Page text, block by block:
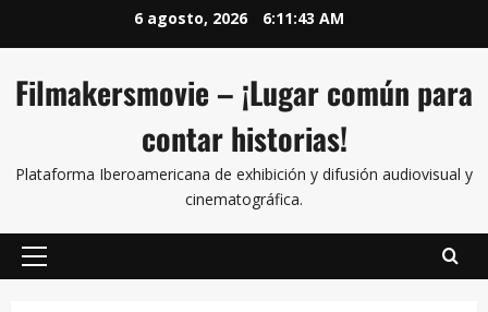
6 agosto, 2026 6:11:43 AM
Filmakersmovie – ¡Lugar común para
contar historias!
Plataforma Iberoamericana de exhibición y difusión audiovisual y
cinematográfica.